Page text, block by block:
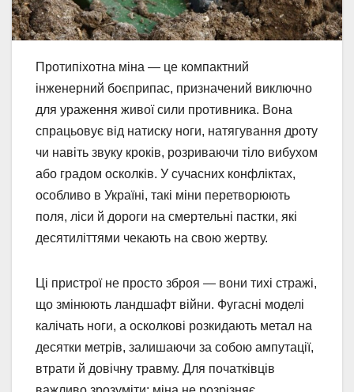
Протипіхотна міна — це компактний
інженерний боєприпас, призначений виключно
для ураження живої сили противника. Вона
спрацьовує від натиску ноги, натягування дроту
чи навіть звуку кроків, розриваючи тіло вибухом
або градом осколків. У сучасних конфліктах,
особливо в Україні, такі міни перетворюють
поля, ліси й дороги на смертельні пастки, які
десятиліттями чекають на свою жертву.
Ці пристрої не просто зброя — вони тихі стражі,
що змінюють ландшафт війни. Фугасні моделі
калічать ноги, а осколкові розкидають метал на
десятки метрів, залишаючи за собою ампутації,
втрати й довічну травму. Для початківців